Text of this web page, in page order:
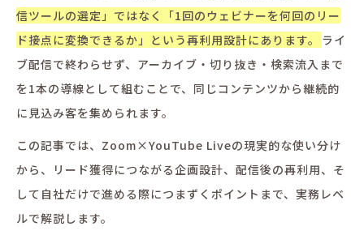
信ツールの選定」ではなく「1回のウェビナーを何回のリー
ド接点に変換できるか」という再利用設計にあります。
ライ
ブ配信で終わらせず、アーカイブ・切り抜き・検索流入まで
を1本の導線として組むことで、同じコンテンツから継続的
に見込み客を集められます。
この記事では、Zoom×YouTube Liveの現実的な使い分け
から、リード獲得につながる企画設計、配信後の再利用、そ
して自社だけで進める際につまずくポイントまで、実務レベ
ルで解説します。